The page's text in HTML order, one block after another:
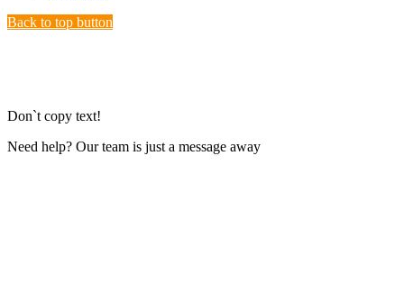
Back to top button
Don`t copy text!
Need help? Our team is just a message away